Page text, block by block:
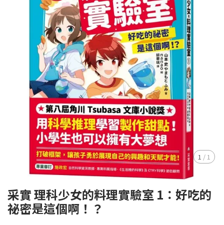
1 /1
采實 理科少女的料理實驗室 1：好吃的
祕密是這個啊！？